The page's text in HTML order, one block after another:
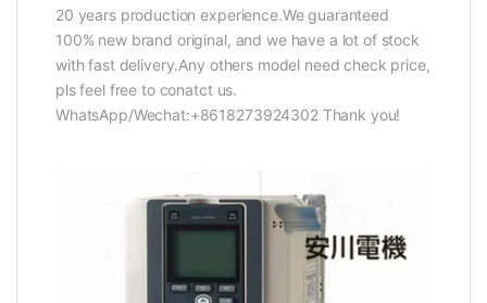
20 years production experience.We guaranteed
100% new brand original, and we have a lot of stock
with fast delivery.Any others model need check price,
pls feel free to conatct us.
WhatsApp/Wechat:+8618273924302 Thank you!